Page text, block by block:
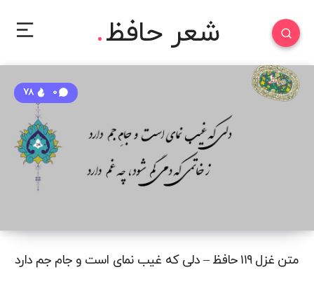
شعر حافظ
متن غزل ۱۱۹ حافظ – دلی که غیب نمای است و جام جم دارد
0
78